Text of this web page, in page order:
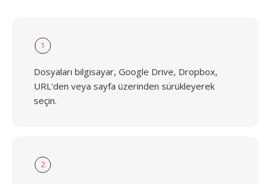
1
Dosyaları bilgisayar, Google Drive, Dropbox,
URL'den veya sayfa üzerinden sürükleyerek
seçin.
2